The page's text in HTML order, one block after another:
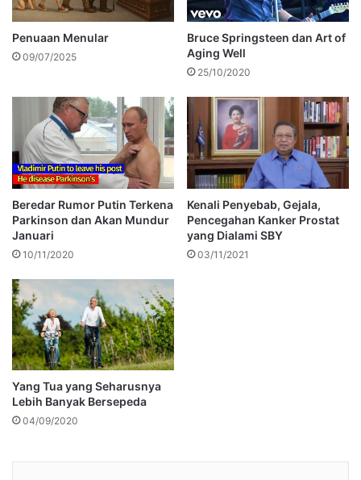
Penuaan Menular
09/07/2025
Bruce Springsteen dan Art of
Aging Well
25/10/2020
Beredar Rumor Putin Terkena
Parkinson dan Akan Mundur
Januari
10/11/2020
Kenali Penyebab, Gejala,
Pencegahan Kanker Prostat
yang Dialami SBY
03/11/2021
Yang Tua yang Seharusnya
Lebih Banyak Bersepeda
04/09/2020